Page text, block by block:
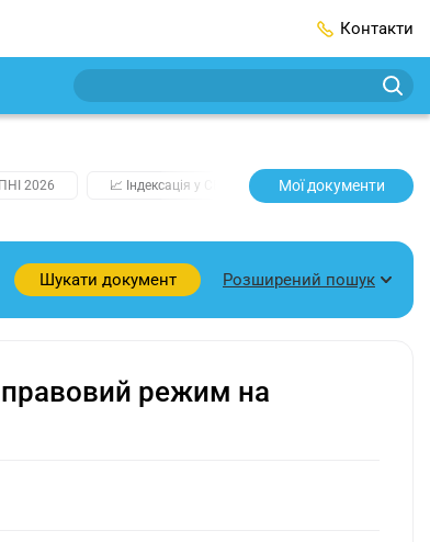
Контакти
2026 📈 Індексація у СЕРПНІ 2️⃣0️⃣2️⃣7️⃣ Усі
Мої документи
Шукати документ Розширений пошук
правовий режим на